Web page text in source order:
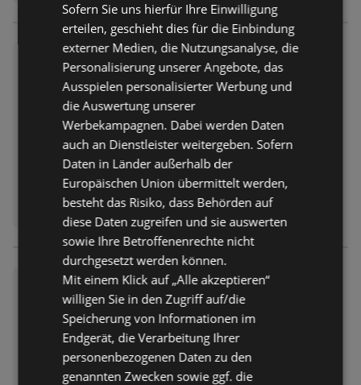
hella Spritzig & Fruchtig
Prospekt
nicht mehr gültig
30.06.2026
hella Feelgood
Prospekt nicht mehr gültig
Abgelaufen am: 30.06.2026
Sofern Sie uns hierfür Ihre Einwilligung
erteilen, geschieht dies für die Einbindung
externer Medien, die Nutzungsanalyse, die
Personalisierung unserer Angebote, das
Ausspielen personalisierter Werbung und
die Auswertung unserer
Werbekampagnen. Dabei werden Daten
auch an Dienstleister weitergeben. Sofern
Daten in Länder außerhalb der
Europäischen Union übermittelt werden,
besteht das Risiko, dass Behörden auf
diese Daten zugreifen und sie auswerten
sowie Ihre Betroffenenrechte nicht
durchgesetzt werden können.
Mit einem Klick auf „Alle akzeptieren“
willigen Sie in den Zugriff auf/die
Speicherung von Informationen im
Endgerät, die Verarbeitung Ihrer
personenbezogenen Daten zu den
genannten Zwecken sowie ggf. die